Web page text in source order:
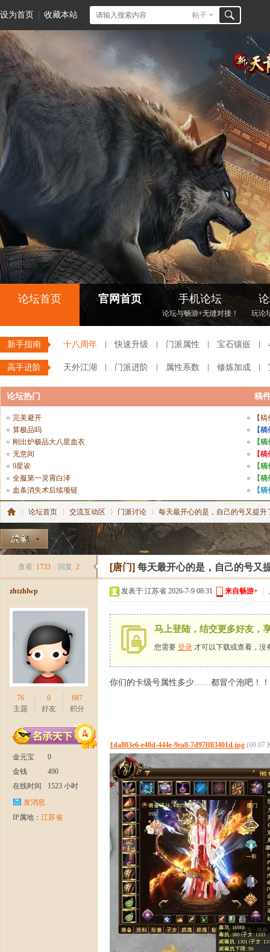
设为首页 收藏本站 帖子
论坛首页 官网首页 手机论坛
论坛与畅游+无缝对接！ 玩论
新手指南 十八周年 快速升级 门派属性 宝石镶嵌
高手进阶 天外江湖 门派进阶 属性系数 修炼加成
论坛热门 稿
完美避开
算极品吗
刚出炉极品大八星血衣
无意间
9星诶
全服第一灵霄白泽
血条消失术后续项链
【
【
【
【
【
【
【
新
天
»
论坛首页
›
交流互动区 门派讨论
›
每天最开心的是，自己的号又提
查看: 1733 回复: 2 [唐门] 每天最开心的是，自己的号
zhtzhlwp
76
主题
0
好友
687
积分
金元宝
0
金钱
490
在线时间
1523 小时
发消息
IP属地： 江苏省
发表于 江苏省 2026-7-9 08:31 来自畅游+
马上登陆，结交更多好友，
您需要 登录 才可以下载或查看，没
你们的卡级号属性多少……都冒个泡吧！
1da803e6-e40d-444e-9ea8-7d97ff83401d.jpg (69.07